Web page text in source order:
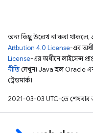
অন্য কিছু উল্লেখ না করা থাকলে,
Attribution 4.0 License-এর
License-এর অধীনে লাইসেন্স
নীতিদেখুন। Java হল Oracle
ট্রেডমার্ক।
2021-03-03 UTC-তে শেষবার